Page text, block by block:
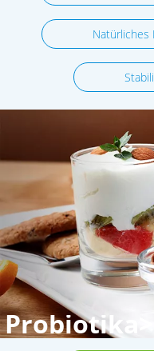
Natürliches
Probiotika>